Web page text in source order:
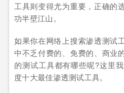
工具则变得尤为重要，正确的
功半壁江山。
如果你在网络上搜索渗透测试
中不乏付费的、免费的、商业
的测试工具都有哪些呢?这里
度十大最佳渗透测试工具。